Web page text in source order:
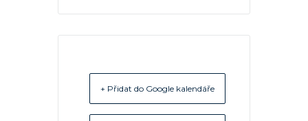
+ Přidat do Google kalendáře